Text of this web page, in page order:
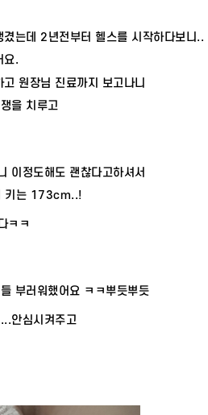
는데 2년전부터 헬스를 시작하다보니..
요.
원장님 진료까지 보고나니
을 치루고
이정도해도 괜찮다고하셔서
키는 173cm..!
ㅋㅋ
부러워했어요 ㅋㅋ뿌듯뿌듯
안심시켜주고